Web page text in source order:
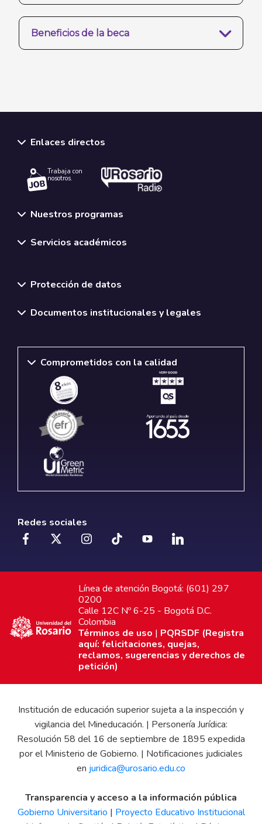
Beneficios de la beca
Enlaces directos
Trabaja con
nosotros.
Nuestros programas
Servicios académicos
Protección de datos
Documentos institucionales y legales
Comprometidos con la calidad
Redes sociales
Línea de atención Bogotá: (601) 297
0200
Calle 12C Nº 6-25 - Bogotá D.C.
Colombia
Términos de uso | PQRSDF (Registra
aquí: felicitaciones, quejas,
reclamos, sugerencias y derechos de
petición)
Institución de educación superior sujeta a la inspección y
vigilancia del Mineducación. | Personería Jurídica:
Resolución 58 del 16 de septiembre de 1895 expedida
por el Ministerio de Gobierno. | Notificaciones judiciales
en juridica@urosario.edu.co
Transparencia y acceso a la información pública
Gobierno Universitario | Proyecto Educativo Institucional